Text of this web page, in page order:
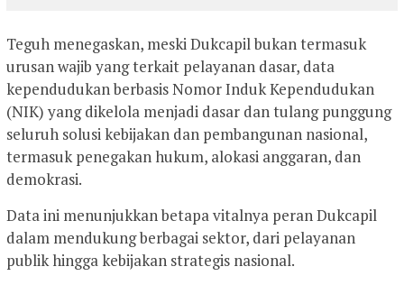
Teguh menegaskan, meski Dukcapil bukan termasuk
urusan wajib yang terkait pelayanan dasar, data
kependudukan berbasis Nomor Induk Kependudukan
(NIK) yang dikelola menjadi dasar dan tulang punggung
seluruh solusi kebijakan dan pembangunan nasional,
termasuk penegakan hukum, alokasi anggaran, dan
demokrasi.
Data ini menunjukkan betapa vitalnya peran Dukcapil
dalam mendukung berbagai sektor, dari pelayanan
publik hingga kebijakan strategis nasional.